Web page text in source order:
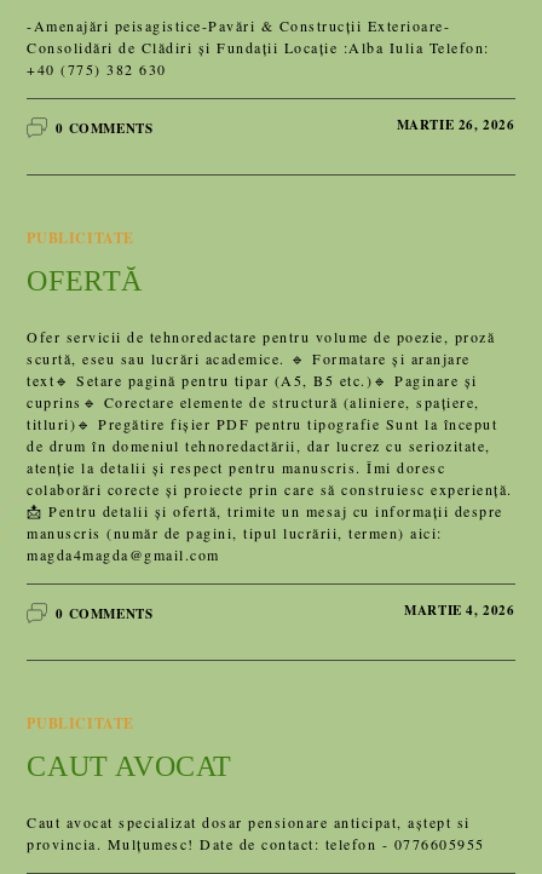
-Amenajări peisagistice-Pavări & Construcții Exterioare-
Consolidări de Clădiri și Fundații Locație :Alba Iulia Telefon:
+40 (775) 382 630
0 COMMENTS MARTIE 26, 2026
PUBLICITATE
OFERTĂ
Ofer servicii de tehnoredactare pentru volume de poezie, proză
scurtă, eseu sau lucrări academice. 🔹 Formatare și aranjare
text🔹 Setare pagină pentru tipar (A5, B5 etc.)🔹 Paginare și
cuprins🔹 Corectare elemente de structură (aliniere, spațiere,
titluri)🔹 Pregătire fișier PDF pentru tipografie Sunt la început
de drum în domeniul tehnoredactării, dar lucrez cu seriozitate,
atenție la detalii și respect pentru manuscris. Îmi doresc
colaborări corecte și proiecte prin care să construiesc experiență.
📩 Pentru detalii și ofertă, trimite un mesaj cu informații despre
manuscris (număr de pagini, tipul lucrării, termen) aici:
magda4magda@gmail.com
0 COMMENTS MARTIE 4, 2026
PUBLICITATE
CAUT AVOCAT
Caut avocat specializat dosar pensionare anticipat, aștept si
provincia. Mulțumesc! Date de contact: telefon - 0776605955